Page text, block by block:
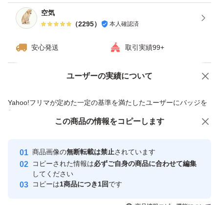
・ダンボールは破損しやすい為プラスチック箱を推奨しま
す。※四合瓶はサイズの都合上ダンボールでの発送がメイ
ンとなります。
------------検索用------------
新政、飛露喜、田酒、東洋美人、写楽、No6、鳳凰美田、
久保田、作、澤屋まつもと、大吟醸、純米大吟醸、日本
冩楽、飛露喜、十四代、磯自慢
くどき上手、澤屋まつもと、花陽浴、勝駒、九平次、久保
田、山田錦、白鶴錦、居酒屋
空気
（2295） 本人確認済
安心発送 取引実績99+
ユーザーの実績について
Yahoo!フリマが定めた一定の基準を満たしたユーザーにバッジを
付与しています
安心取引出品者
心・安全なユーザーです
取引実績
引を完了させた実績があります
価格の相談 商品への質問
この商品の情報をコピーします
商品画像の無断転載は禁止されています
コピーされた情報は必ずご自身の商品に合わせて編集
してください
コピーは1商品につき1回です
この商品をみている人にオススメ